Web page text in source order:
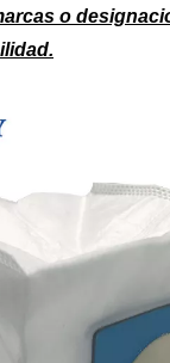
o